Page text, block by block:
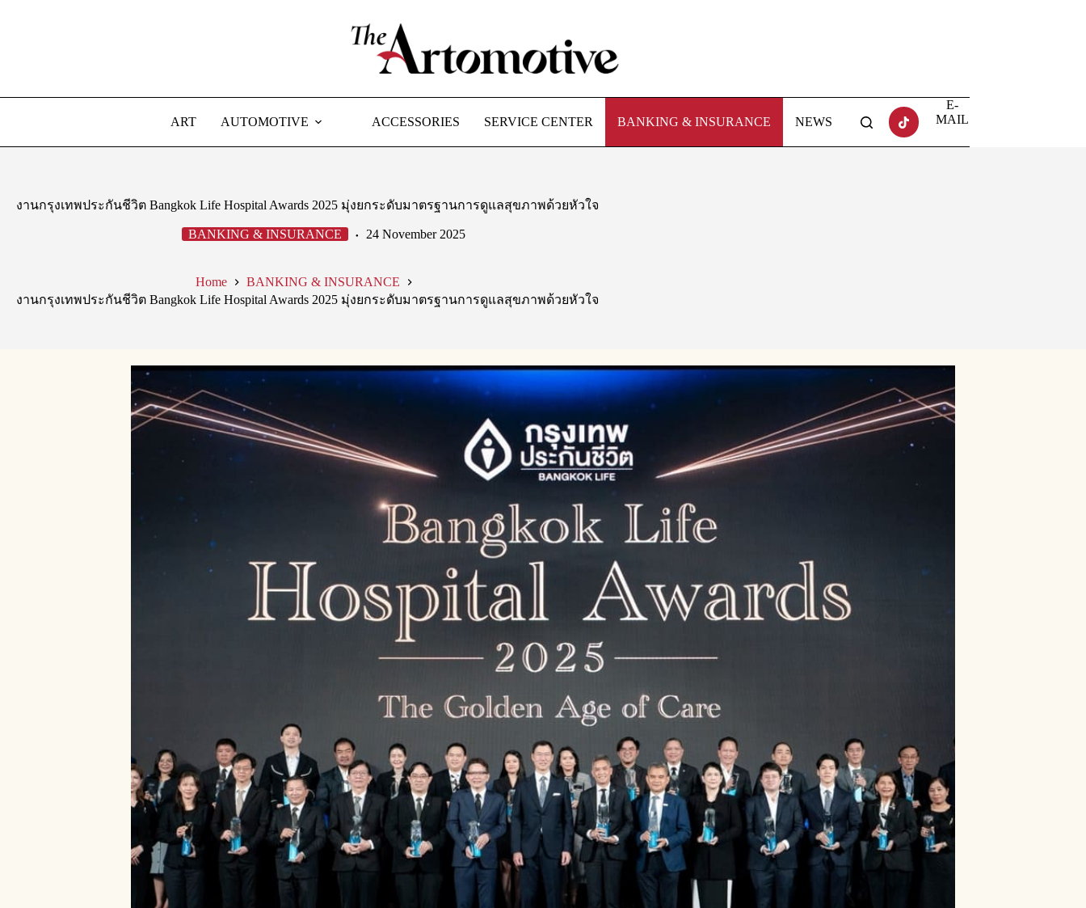
ART AUTOMOTIVE ACCESSORIES SERVICE CENTER BANKING & INSURANCE NEWS
E-
MAIL
งานกรุงเทพประกันชีวิต Bangkok Life Hospital Awards 2025 มุ่งยกระดับมาตรฐานการดูแลสุขภาพด้วยหัวใจ
BANKING & INSURANCE 24 November 2025
Home
BANKING & INSURANCE
งานกรุงเทพประกันชีวิต Bangkok Life Hospital Awards 2025 มุ่งยกระดับมาตรฐานการดูแลสุขภาพด้วยหัวใจ